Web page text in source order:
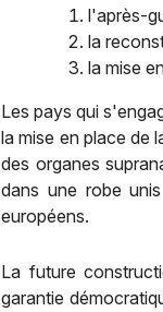
l'après-
la
la mise
Les pays qui
la mise en place de
des organes
dans une robe
européens.
La future
garantie